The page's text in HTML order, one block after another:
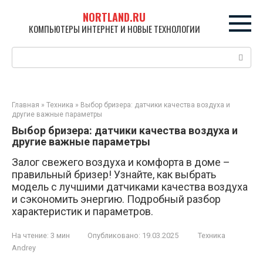
контенту
NORTLAND.RU
КОМПЬЮТЕРЫ ИНТЕРНЕТ И НОВЫЕ ТЕХНОЛОГИИ
Главная » Техника » Выбор бризера: датчики качества воздуха и
другие важные параметры
Выбор бризера: датчики качества воздуха и
другие важные параметры
Залог свежего воздуха и комфорта в доме –
правильный бризер! Узнайте, как выбрать
модель с лучшими датчиками качества воздуха
и сэкономить энергию. Подробный разбор
характеристик и параметров.
На чтение: 3 мин Опубликовано: 19.03.2025
Техника
Andrey